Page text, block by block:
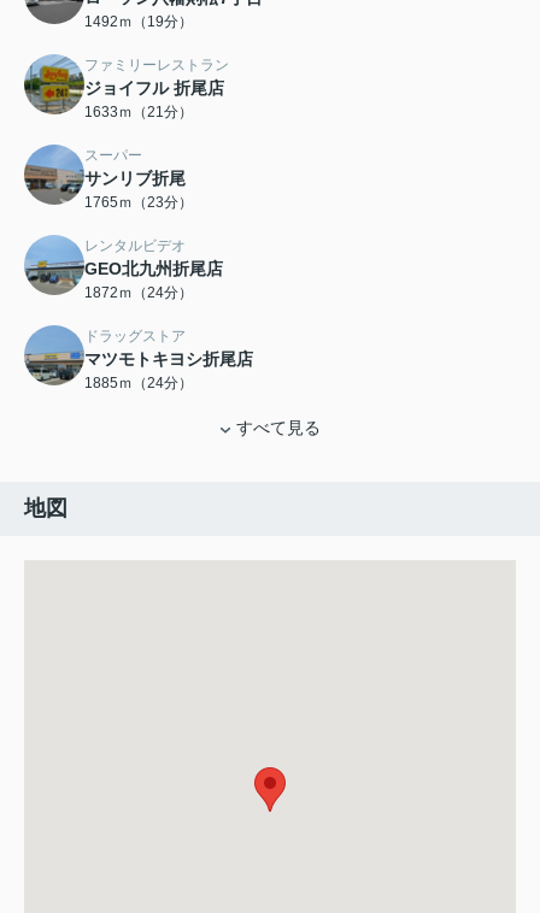
1492ｍ（19分）
ファミリーレストラン
ジョイフル 折尾店
1633ｍ（21分）
スーパー
サンリブ折尾
1765ｍ（23分）
レンタルビデオ
GEO北九州折尾店
1872ｍ（24分）
ドラッグストア
マツモトキヨシ折尾店
1885ｍ（24分）
すべて見る
地図